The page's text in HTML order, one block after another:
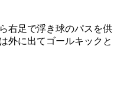
右足で浮き球のパスを供
外に出てゴールキックと